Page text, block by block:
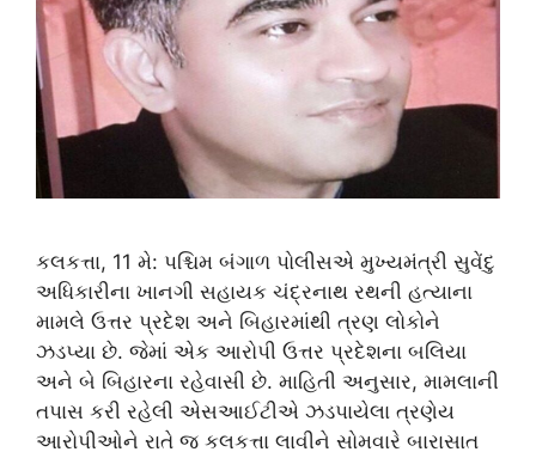
કલકત્તા, 11 મે: પશ્ચિમ બંગાળ પોલીસએ મુખ્યમંત્રી સુવેંદુ
અધિકારીના ખાનગી સહાયક ચંદ્રનાથ રથની હત્યાના
મામલે ઉત્તર પ્રદેશ અને બિહારમાંથી ત્રણ લોકોને
ઝડપ્યા છે. જેમાં એક આરોપી ઉત્તર પ્રદેશના બલિયા
અને બે બિહારના રહેવાસી છે. માહિતી અનુસાર, મામલાની
તપાસ કરી રહેલી એસઆઈટીએ ઝડપાયેલા ત્રણેય
આરોપીઓને રાતે જ કલકત્તા લાવીને સોમવારે બારાસાત